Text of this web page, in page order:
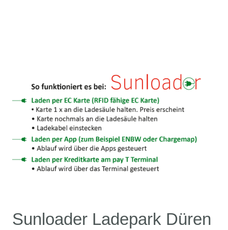
Sunloader Ladepark Düren